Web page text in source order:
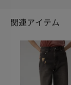
関連アイテム